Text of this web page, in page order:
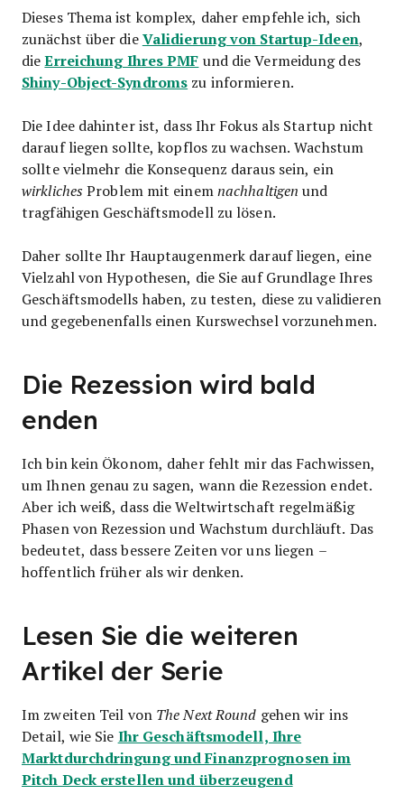
Dieses Thema ist komplex, daher empfehle ich, sich
zunächst über dieValidierung von Startup-Ideen,
dieErreichung Ihres PMF und die Vermeidung des
Shiny-Object-Syndroms zu informieren.
Die Idee dahinter ist, dass Ihr Fokus als Startup nicht
darauf liegen sollte, kopflos zu wachsen. Wachstum
sollte vielmehr die Konsequenz daraus sein, ein
wirklichesProblem mit einem nachhaltigen und
tragfähigen Geschäftsmodell zu lösen.
Daher sollte Ihr Hauptaugenmerk darauf liegen, eine
Vielzahl von Hypothesen, die Sie auf Grundlage Ihres
Geschäftsmodells haben, zu testen, diese zu validieren
und gegebenenfalls einen Kurswechsel vorzunehmen.
Die Rezession wird bald
enden
Ich bin kein Ökonom, daher fehlt mir das Fachwissen,
um Ihnen genau zu sagen, wann die Rezession endet.
Aber ich weiß, dass die Weltwirtschaft regelmäßig
Phasen von Rezession und Wachstum durchläuft. Das
bedeutet, dass bessere Zeiten vor uns liegen –
hoffentlich früher als wir denken.
Lesen Sie die weiteren
Artikel der Serie
Im zweiten Teil von The Next Round gehen wir ins
Detail, wie Sie Ihr Geschäftsmodell, Ihre
Marktdurchdringung und Finanzprognosen im
Pitch Deck erstellen und überzeugend